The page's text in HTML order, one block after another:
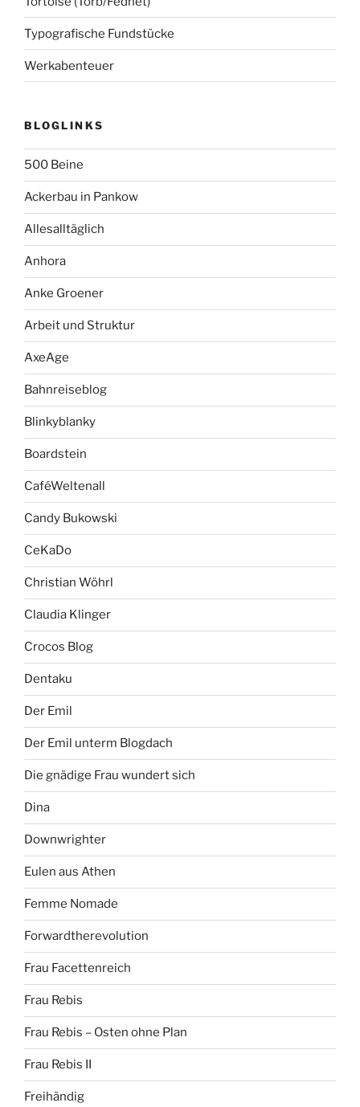
Typografische Fundstücke
Werkabenteuer
BLOGLINKS
500 Beine
Ackerbau in Pankow
Allesalltäglich
Anhora
Anke Groener
Arbeit und Struktur
AxeAge
Bahnreiseblog
Blinkyblanky
Boardstein
CaféWeltenall
Candy Bukowski
CeKaDo
Christian Wöhrl
Claudia Klinger
Crocos Blog
Dentaku
Der Emil
Der Emil unterm Blogdach
Die gnädige Frau wundert sich
Dina
Downwrighter
Eulen aus Athen
Femme Nomade
Forwardtherevolution
Frau Facettenreich
Frau Rebis
Frau Rebis – Osten ohne Plan
Frau Rebis II
Freihändig